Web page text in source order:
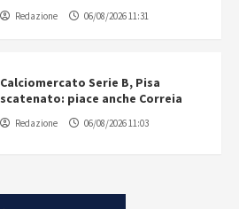
Redazione 06/08/2026 11:31
Calciomercato Serie B, Pisa
scatenato: piace anche Correia
Redazione 06/08/2026 11:03